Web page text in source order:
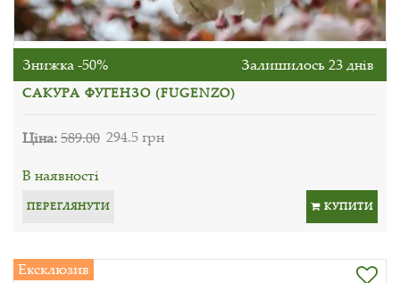
Знижка -50% Залишилось 23 днів
САКУРА ФУГЕНЗО (FUGENZO)
Ціна:589.00 294.5 грн
В наявності
ПЕРЕГЛЯНУТИ КУПИТИ
Ексклюзив